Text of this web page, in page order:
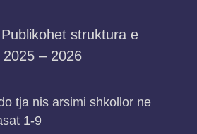
Publikohet struktura e
– 2026
tja nis arsimi shkollor ne
1-9